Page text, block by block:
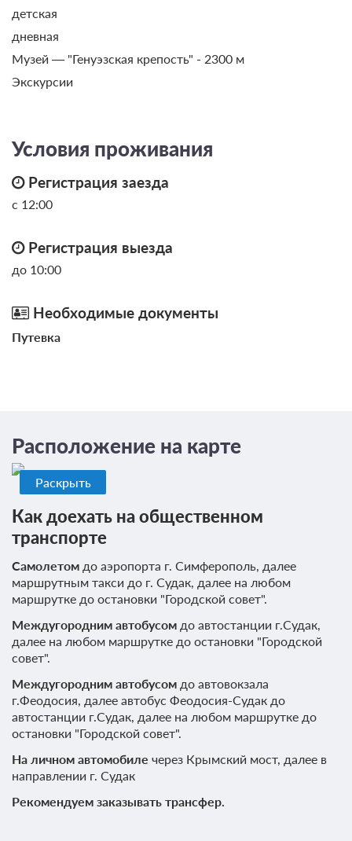
Проживание, 2-разовое питание
(завтрак,ужин; заказное меню)
Требуется предоплата
всего 6 предложений
детская
дневная
Музей — "Генуэзская крепость" - 2300 м
Экскурсии
Условия проживания
Регистрация заезда
с 12:00
Регистрация выезда
до 10:00
Необходимые документы
Путевка
Расположение на карте
Раскрыть
Как доехать на общественном
транспорте
Самолетом до аэропорта г. Симферополь, далее
маршрутным такси до г. Судак, далее на любом
маршрутке до остановки "Городской совет".
Междугородним автобусом до автостанции г.Судак,
далее на любом маршрутке до остановки "Городской
совет".
Междугородним автобусом до автовокзала
г.Феодосия, далее автобус Феодосия-Судак до
автостанции г.Судак, далее на любом маршрутке до
остановки "Городской совет".
На личном автомобиле через Крымский мост, далее в
направлении г. Судак
Рекомендуем заказывать трансфер.